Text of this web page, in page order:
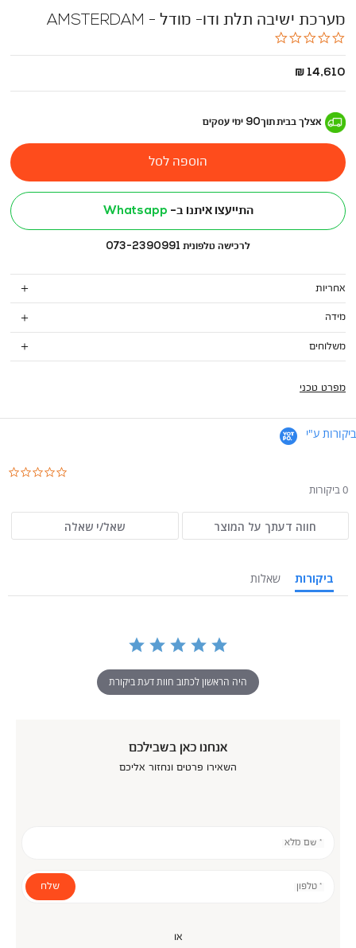
מערכת ישיבה תלת ודו- מודל - AMSTERDAM
החל
14,610 ₪
אצלך בביתתוך90 ימי עסקים
הוספה לסל
התייעצו איתנו ב- Whatsapp
לרכישה טלפונית 073-2390991
אחריות
מידה
משלוחים
מפרט טכני
ביקורות ע"י
0 ביקורות
חווה דעתך על המוצר שאל/י שאלה
ביקורות שאלות
היה הראשון לכתוב חוות דעת ביקורת
אנחנו כאן בשבילכם
השאירו פרטים ונחזור אליכם
* שם מלא
* טלפון שלח
או